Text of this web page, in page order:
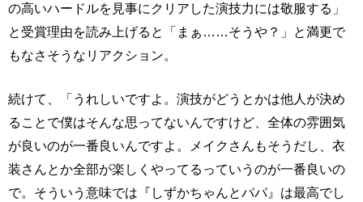
の高いハードルを見事にクリアした演技力には敬服する」
と受賞理由を読み上げると「まぁ……そうや？」と満更で
もなさそうなリアクション。
続けて、「うれしいですよ。演技がどうとかは他人が決め
ることで僕はそんな思ってないんですけど、全体の雰囲気
が良いのが一番良いんですよ。メイクさんもそうだし、衣
装さんとか全部が楽しくやってるっていうのが一番良いの
で。そういう意味では『しずかちゃんとパパ』は最高でし